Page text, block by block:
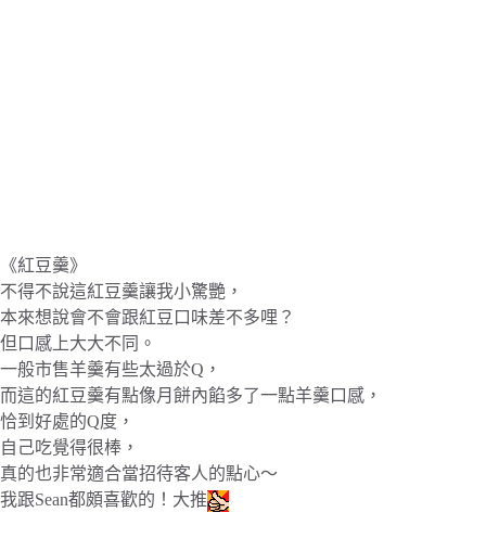
《紅豆羹》
不得不說這紅豆羹讓我小驚艷，
本來想說會不會跟紅豆口味差不多哩？
但口感上大大不同。
一般市售羊羹有些太過於Q，
而這的紅豆羹有點像月餅內餡多了一點羊羹口感，
恰到好處的Q度，
自己吃覺得很棒，
真的也非常適合當招待客人的點心～
我跟Sean都頗喜歡的！大推